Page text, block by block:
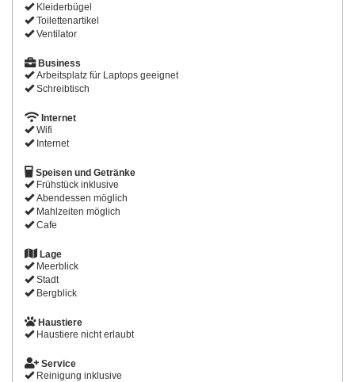
Kleiderbügel
Toilettenartikel
Ventilator
Business
Arbeitsplatz für Laptops geeignet
Schreibtisch
Internet
Wifi
Internet
Speisen und Getränke
Frühstück inklusive
Abendessen möglich
Mahlzeiten möglich
Cafe
Lage
Meerblick
Stadt
Bergblick
Haustiere
Haustiere nicht erlaubt
Service
Reinigung inklusive